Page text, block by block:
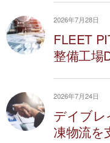
2026年7月28日
FLEET
整備工場
2026年7月24日
デイブレ
凍物流を